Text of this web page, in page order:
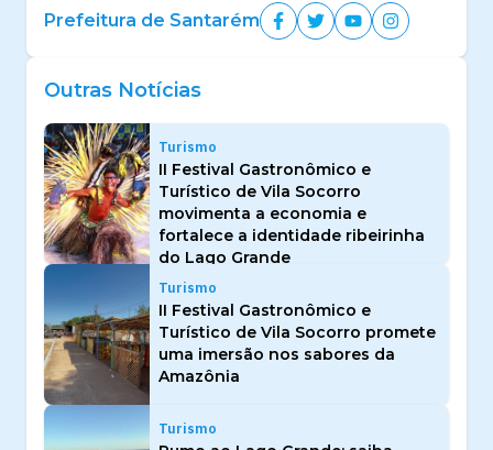
Prefeitura de Santarém
Outras Notícias
Turismo
II Festival Gastronômico e
Turístico de Vila Socorro
movimenta a economia e
fortalece a identidade ribeirinha
do Lago Grande
Turismo
II Festival Gastronômico e
Turístico de Vila Socorro promete
uma imersão nos sabores da
Amazônia
Turismo